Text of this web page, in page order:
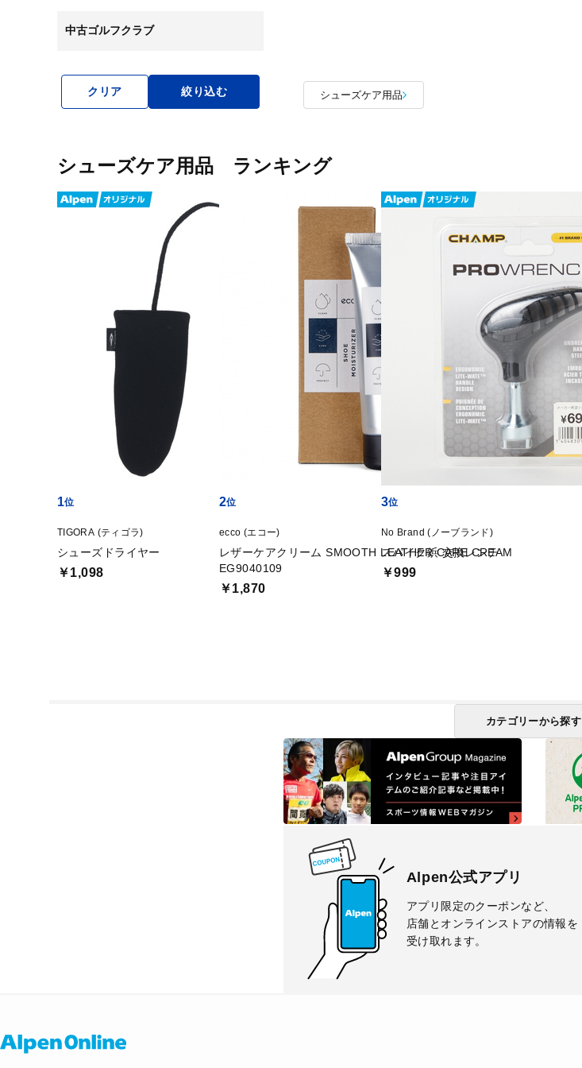
中古ゴルフクラブ
クリア 絞り込む シューズケア用品
シューズケア用品 ランキング
1
TIGORA (ティゴラ)
シューズドライヤー
￥1,098
2
ecco (エコー)
レザーケアクリーム SMOOTH LEATHER CARE CREAM
EG9040109
￥1,870
3
No Brand (ノーブランド)
スパイク鋲 交換レンチ
￥999
カテゴリーから探す
Alpen公式アプリ
アプリ限定のクーポンなど、
店舗とオンラインストアの情報を
受け取れます。